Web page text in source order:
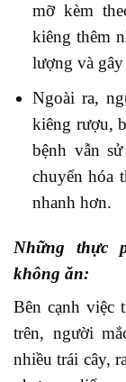
mỡ kèm
kiêng thêm
lượng và
Ngoài ra,
kiêng rượu,
bệnh vẫn
chuyển hóa
nhanh hơn.
Những thực
không ăn:
Bên cạnh việc
trên, người
nhiều trái cây,